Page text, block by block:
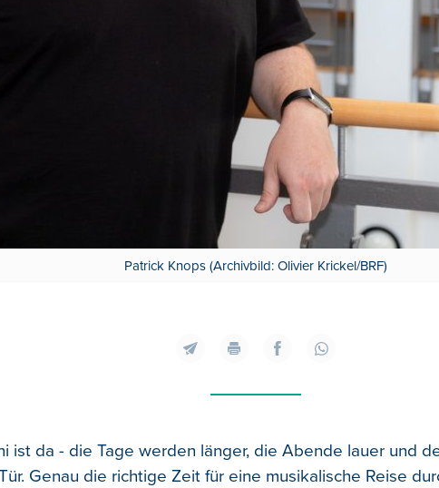
Patrick Knops (Archivbild: Olivier Krickel/BRF)
ist da - die Tage werden länger, die Abende lauer und
Genau die richtige Zeit für eine musikalische Reise